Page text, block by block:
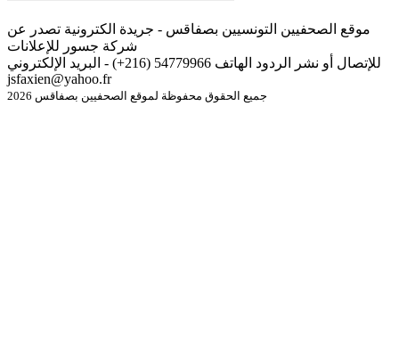
موقع الصحفيين التونسيين بصفاقس - جريدة الكترونية تصدر عن
شركة جسور للإعلانات
للإتصال أو نشر الردود الهاتف 54779966 (216+) - البريد الإلكتروني
jsfaxien@yahoo.fr
جميع الحقوق محفوظة لموقع الصحفيين بصفاقس 2026